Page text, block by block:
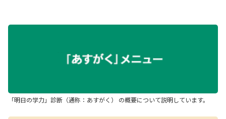
「明日の学力」診断（通称：あすがく） の概要について説明しています。